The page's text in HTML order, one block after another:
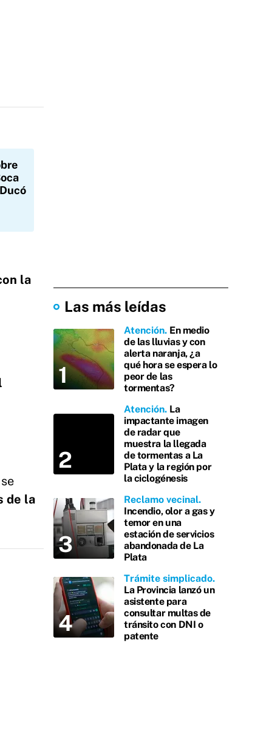
la
de la
Las más leídas
Atención En medio
de las lluvias y con
alerta naranja, ¿a
qué hora se espera lo
peor de las
tormentas?
Atención La
impactante imagen
de radar que
muestra la llegada
de tormentas a La
Plata y la región por
la ciclogénesis
Reclamo vecinal
Incendio, olor a gas y
temor en una
estación de servicios
abandonada de La
Plata
Trámite simplicado
La Provincia lanzó un
asistente para
consultar multas de
tránsito con DNI o
patente